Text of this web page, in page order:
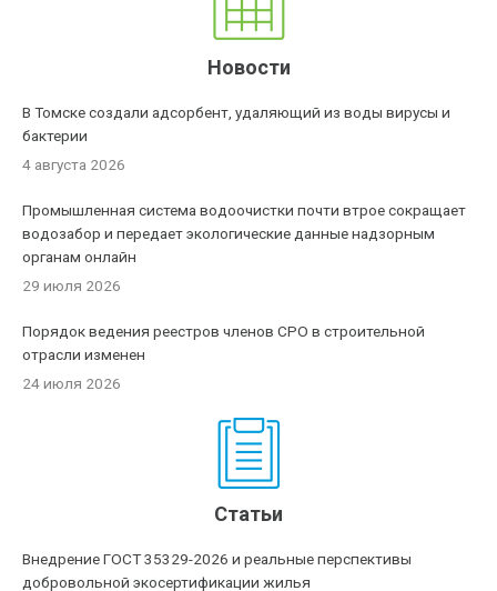
Новости
В Томске создали адсорбент, удаляющий из воды вирусы и
бактерии
4 августа 2026
Промышленная система водоочистки почти втрое сокращает
водозабор и передает экологические данные надзорным
органам онлайн
29 июля 2026
Порядок ведения реестров членов СРО в строительной
отрасли изменен
24 июля 2026
Статьи
Внедрение ГОСТ 35329-2026 и реальные перспективы
добровольной экосертификации жилья